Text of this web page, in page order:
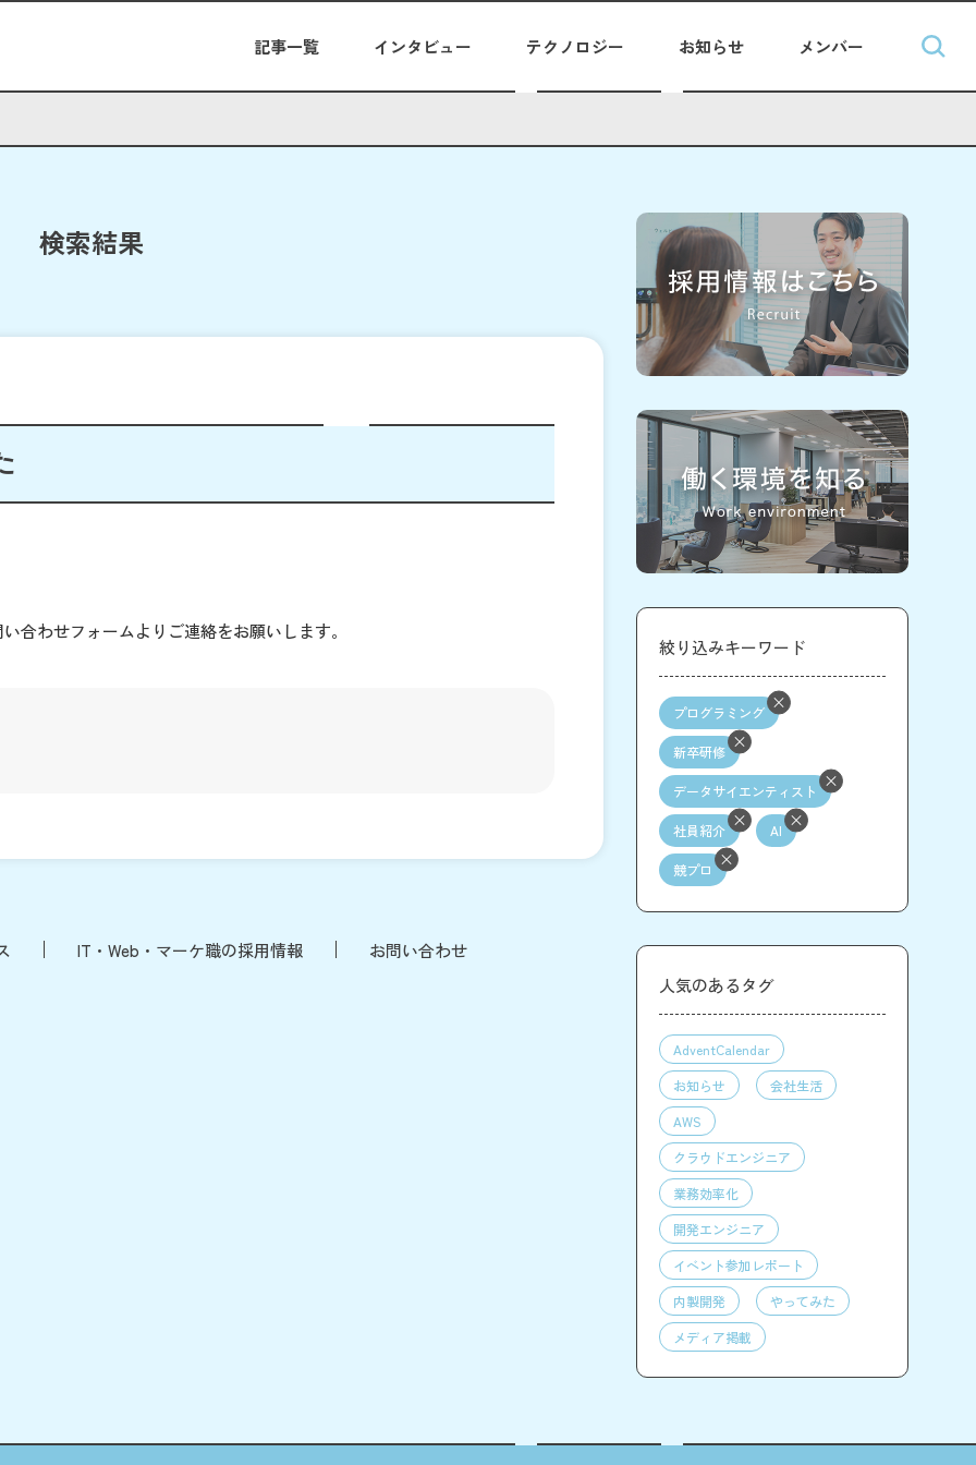
記事一覧 インタビュー テクノロジー お知らせ メンバー
検索結果
合わせフォームよりご連絡をお願いします。
IT・Web・マーケ職の採用情報 お問い合わせ
絞り込みキーワード
プログラミング
新卒研修
データサイエンティスト
社員紹介 AI
競プロ
人気のあるタグ
AdventCalendar
お知らせ
会社生活
AWS
クラウドエンジニア
業務効率化
開発エンジニア
イベント参加レポート
内製開発
やってみた
メディア掲載